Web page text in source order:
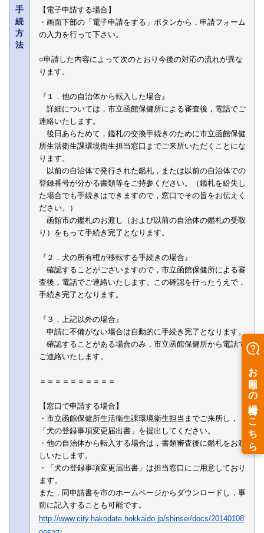
手
続
方
法
【電子申請する場合】
・画面下部の「電子申請をする」ボタンから，申請フォーム
の入力を行って下さい。
○申請した内容によって次のとおり今後の対応の流れが異な
ります。
『１．他の自治体から転入した場合』
詳細については，市立函館保健所による審査後，電話でご
連絡いたします。
後日あらためて，鑑札の交換手続きのために市立函館保健
所生活衛生課環境衛生担当窓口までご来所いただくことにな
ります。
以前の自治体で発行された鑑札，または以前の自治体での
登録番号が分かる書類等をご持参ください。（鑑札を紛失し
た場合でも手続きはできますので，窓口でその旨をお伝えく
ださい。）
函館市の鑑札のお渡し（および以前の自治体の鑑札の受取
り）をもって手続き完了となります。
『２．犬の所有権が移転する手続きの場合』
確認することがございますので，市立函館保健所による審
査後，電話でご連絡いたします。この確認を行ったうえで，
手続き完了となります。
『３．上記以外の場合』
申請に不備がない場合は自動的に手続き完了となります。
確認することがある場合のみ，市立函館保健所から電話で
ご連絡いたします。
＝＝＝＝＝＝＝＝＝＝
【窓口で申請する場合】
・市立函館保健所生活衛生課環境衛生担当までご来所し，
「犬の登録事項変更届出書」を提出してください。
・他の自治体から転入する場合は，書類審査後に鑑札をお渡
しいたします。
・「犬の登録事項変更届出書」は担当窓口にご用意しており
ます。
また，同申請書を市のホームページからダウンロードし，事
前に記入することも可能です。
http://www.city.hakodate.hokkaido.jp/shinsei/docs/20140108